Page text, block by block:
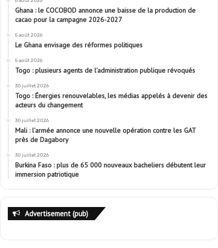
Ghana : le COCOBOD annonce une baisse de la production de
cacao pour la campagne 2026-2027
5 août 2026
Le Ghana envisage des réformes politiques
5 août 2026
Togo : plusieurs agents de l’administration publique révoqués
30 juillet 2026
Togo : Énergies renouvelables, les médias appelés à devenir des
acteurs du changement
30 juillet 2026
Mali : l’armée annonce une nouvelle opération contre les GAT
près de Dagabory
30 juillet 2026
Burkina Faso : plus de 65 000 nouveaux bacheliers débutent leur
immersion patriotique
Advertisement (pub)